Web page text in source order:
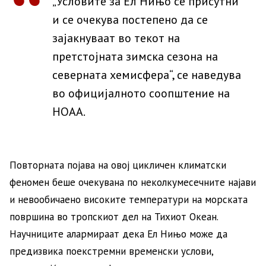
и се очекува постепено да се
зајакнуваат во текот на
претстојната зимска сезона на
северната хемисфера“, се наведува
во официјалното соопштение на
НОАА.
Повторната појава на овој цикличен климатски
феномен беше очекувана по неколкумесечните најави
и невообичаено високите температури на морската
површина во тропскиот дел на Тихиот Океан.
Научниците алармираат дека Ел Нињо може да
предизвика поекстремни временски услови,